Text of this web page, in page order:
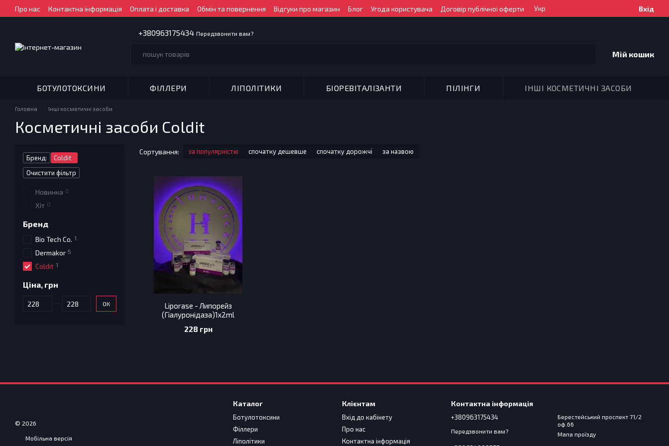
Перейти до основного контенту
Про нас Контактна інформація Оплата і доставка Обмін та повернення Відгуки про магазин Блог Угода користувача Договір публічної оферти Укр Вхід
+380963175434 Передзвонити вам?
Мій кошик
БОТУЛОТОКСИНИ ФІЛЛЕРИ ЛІПОЛІТИКИ БІОРЕВІТАЛІЗАНТИ ПІЛІНГИ ІНШІ КОСМЕТИЧНІ ЗАСОБИ
Головна Інші косметичні засоби
Косметичні засоби Coldit
Сортування: за популярністю спочатку дешевше спочатку дорожчі за назвою
Liporase - Липорейз
(Гіалуронідаза)1x2ml
228 грн
Бренд:
Coldit
Очистити фільтр
Новинка 0
Хіт 0
Бренд
Bio Tech Co. 1
Dermakor 5
Coldit 1
Ціна, грн
ОК
© 2026
Мобільна версія
Каталог
Ботулотоксини
Філлери
Ліполітики
Клієнтам
Вхід до кабінету
Про нас
Контактна інформація
Контактна інформація
+380963175434
Передзвонити вам?
Берестейський проспект 71/2
оф.66
Мапа проїзду